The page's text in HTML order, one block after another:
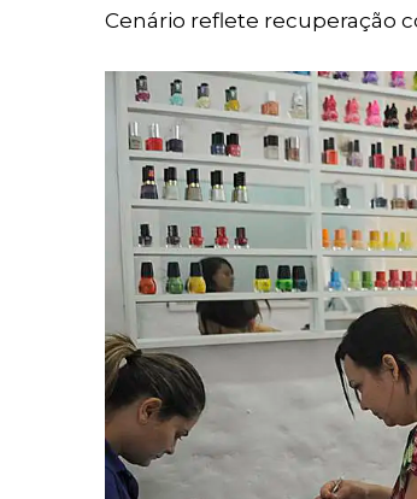
Cenário reflete recuperação